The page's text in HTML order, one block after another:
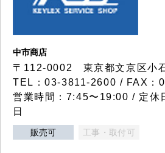
中市商店
〒112-0002 東京都文京区小
TEL：03-3811-2600 / FAX：
営業時間：7:45〜19:00 / 定休
日
販売可 工事・取付可